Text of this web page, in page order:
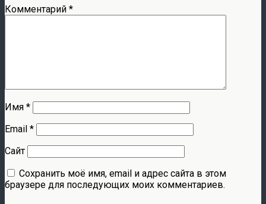
Комментарий *
Имя *
Email *
Сайт
Сохранить моё имя, email и адрес сайта в этом
браузере для последующих моих комментариев.